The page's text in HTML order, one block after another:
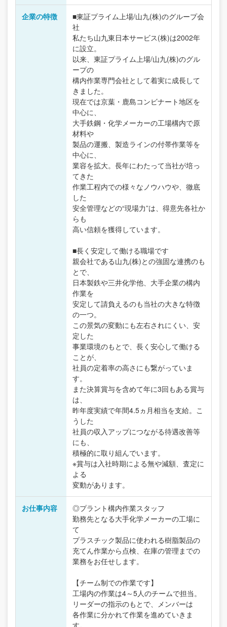
企業の特徴
■東証プライム上場/山九(株)のグループ会
社
私たち山九東日本サービス(株)は2002年
に設立。
以来、東証プライム上場/山九(株)のグル
ープの
構内作業専門会社として着実に成長して
きました。
現在では京葉・鹿島コンビナート地区を
中心に、
大手鉄鋼・化学メーカーの工場構内で原
材料や
製品の運搬、製造ラインの付帯作業等を
中心に、
業容を拡大。長年にわたって当社が培っ
てきた
作業工程内での様々なノウハウや、徹底
した
安全管理などの“現場力”は、得意先各社か
らも
高い信頼を獲得しています。
■長く安定して働ける職場です
親会社である山九(株)との強固な連携のも
とで、
日本製鉄や三井化学他、大手企業の構内
作業を
安定して請負えるのも当社の大きな特徴
の一つ。
この景気の変動にも左右されにくい、安
定した
事業環境のもとで、長く安心して働ける
ことが、
社員の定着率の高さにも繋がっていま
す。
また決算賞与を含めて年に3回もある賞与
は、
昨年度実績で年間4.5ヵ月相当を支給。こ
うした
社員の収入アップにつながる待遇改善等
にも、
積極的に取り組んでいます。
※賞与は入社時期による無や減額、査定に
よる
変動があります。
お仕事内容
◎プラント構内作業スタッフ
勤務先となる大手化学メーカーの工場に
て
プラスチック製品に使われる樹脂製品の
充てん作業から点検、在庫の管理までの
業務をお任せします。
【チーム制での作業です】
工場内の作業は4～5人のチームで担当。
リーダーの指示のもとで、メンバーは
各作業に分かれて作業を進めていきま
す。